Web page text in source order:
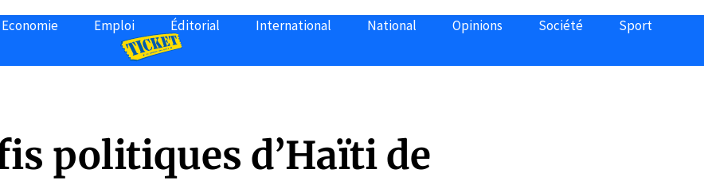
Economie Emploi Éditorial International National Opinions Société Sport
politiques d’Haïti de